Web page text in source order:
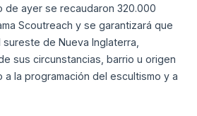
de ayer se recaudaron 320.000
Scoutreach y se garantizará que
de Nueva Inglaterra,
sus circunstancias, barrio u origen
la programación del escultismo y a